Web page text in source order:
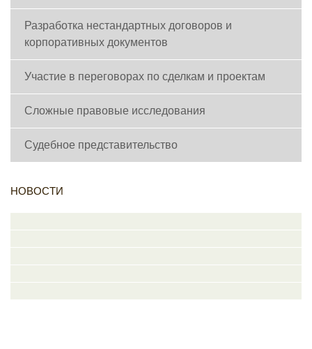
Разработка нестандартных договоров и
корпоративных документов
Участие в переговорах по сделкам и проектам
Сложные правовые исследования
Судебное представительство
НОВОСТИ